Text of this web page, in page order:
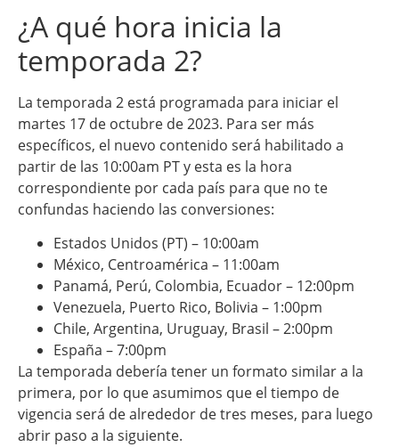
¿A qué hora inicia la
temporada 2?
La temporada 2 está programada para iniciar el
martes 17 de octubre de 2023. Para ser más
específicos, el nuevo contenido será habilitado a
partir de las 10:00am PT y esta es la hora
correspondiente por cada país para que no te
confundas haciendo las conversiones:
Estados Unidos (PT) – 10:00am
México, Centroamérica – 11:00am
Panamá, Perú, Colombia, Ecuador – 12:00pm
Venezuela, Puerto Rico, Bolivia – 1:00pm
Chile, Argentina, Uruguay, Brasil – 2:00pm
España – 7:00pm
La temporada debería tener un formato similar a la
primera, por lo que asumimos que el tiempo de
vigencia será de alrededor de tres meses, para luego
abrir paso a la siguiente.